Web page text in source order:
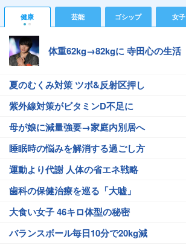
健康 芸能 ゴシップ 女子
体重62kg→82kgに 寺田心の生活
夏のむくみ対策 ツボ&反射区押し
紫外線対策がビタミンD不足に
母が娘に減量強要→家庭内別居へ
睡眠時の悩みを解消する過ごし方
運動より代謝 人体の省エネ戦略
歯科の保健治療を巡る「大嘘」
大食い女子 46キロ体型の秘密
バランスボール毎日10分で20kg減